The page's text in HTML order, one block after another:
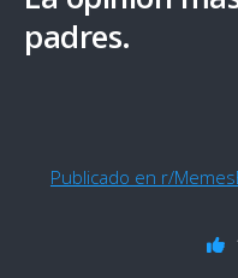
padres.
Publicado en r/